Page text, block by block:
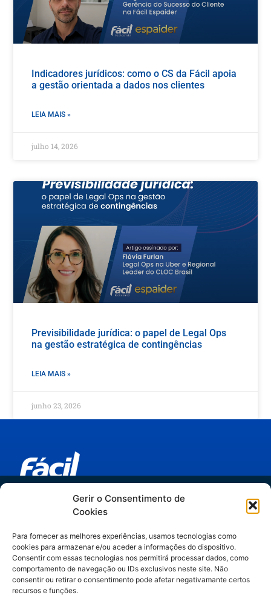
Trilha IA no Jurídico
Artigos assinados por Manuella Gelli,
especialista em Legal Operations & IA.
Gerir o Consentimento de
Cookies
Para fornecer as melhores experiências, usamos tecnologias como
cookies para armazenar e/ou aceder a informações do dispositivo.
Consentir com essas tecnologias nos permitirá processar dados, como
comportamento de navegação ou IDs exclusivos neste site. Não
consentir ou retirar o consentimento pode afetar negativamante certos
recursos e funções.
Indicadores jurídicos: como o CS da Fácil apoia
a gestão orientada a dados nos clientes
LEIA MAIS »
julho 14, 2026
Previsibilidade jurídica: o papel de Legal Ops
na gestão estratégica de contingências
LEIA MAIS »
junho 23, 2026
Links relevantes
Espaider Escritórios - Completo
Espaider Essencial
TRM - sistema de chamados